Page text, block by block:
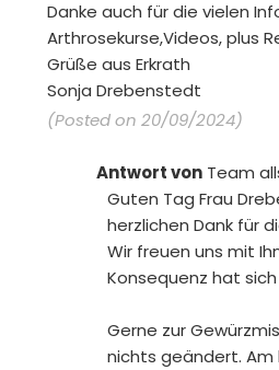
Danke auch für die vielen
Arthrosekurse,Videos, plus
Grüße aus Erkrath
Sonja Drebenstedt
(Posted on 20/09/2024)
Antwort von Team
Guten Tag Frau
herzlichen Dank für
Wir freuen uns mit
Konsequenz hat
Gerne zur
nichts geändert. Am